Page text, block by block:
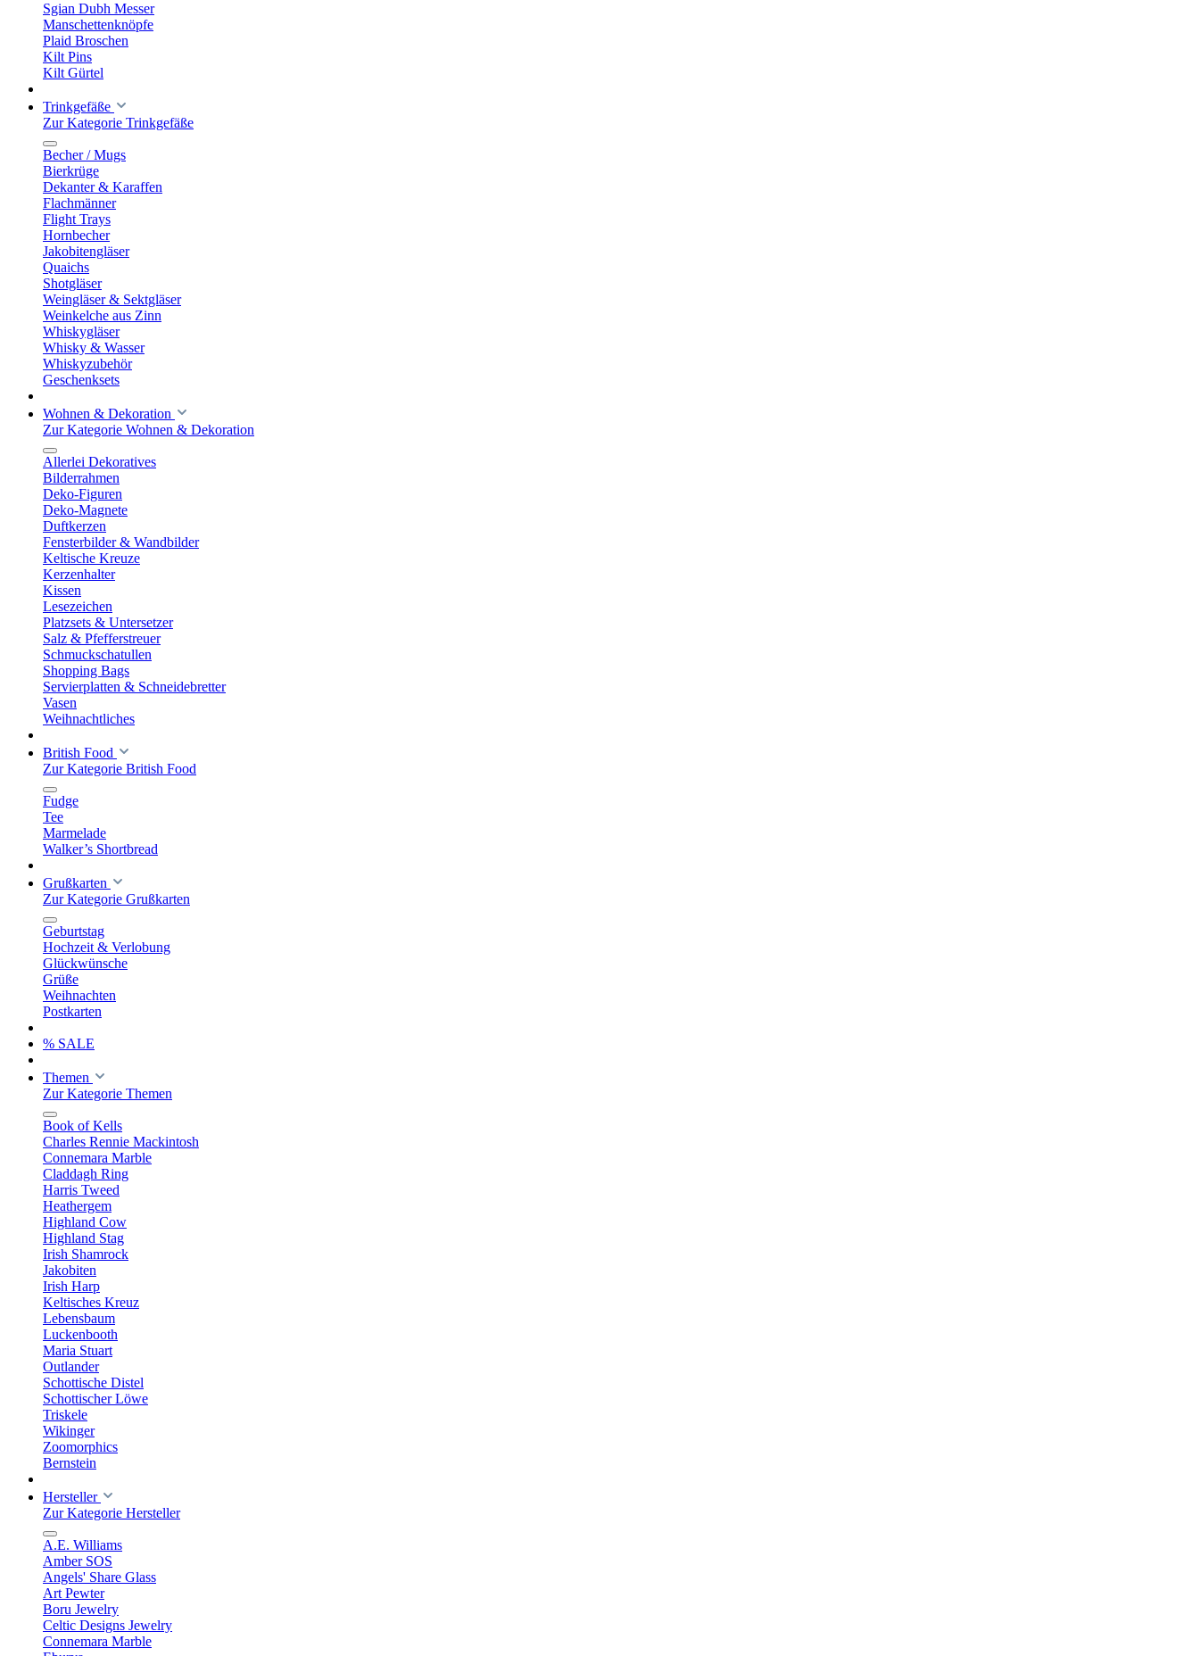
Sgian Dubh Messer
Manschettenknöpfe
Plaid Broschen
Kilt Pins
Kilt Gürtel
Trinkgefäße
Zur Kategorie Trinkgefäße
Becher / Mugs
Bierkrüge
Dekanter & Karaffen
Flachmänner
Flight Trays
Hornbecher
Jakobitengläser
Quaichs
Shotgläser
Weingläser & Sektgläser
Weinkelche aus Zinn
Whiskygläser
Whisky & Wasser
Whiskyzubehör
Geschenksets
Wohnen & Dekoration
Zur Kategorie Wohnen & Dekoration
Allerlei Dekoratives
Bilderrahmen
Deko-Figuren
Deko-Magnete
Duftkerzen
Fensterbilder & Wandbilder
Keltische Kreuze
Kerzenhalter
Kissen
Lesezeichen
Platzsets & Untersetzer
Salz & Pfefferstreuer
Schmuckschatullen
Shopping Bags
Servierplatten & Schneidebretter
Vasen
Weihnachtliches
British Food
Zur Kategorie British Food
Fudge
Tee
Marmelade
Walker’s Shortbread
Grußkarten
Zur Kategorie Grußkarten
Geburtstag
Hochzeit & Verlobung
Glückwünsche
Grüße
Weihnachten
Postkarten
% SALE
Themen
Zur Kategorie Themen
Book of Kells
Charles Rennie Mackintosh
Connemara Marble
Claddagh Ring
Harris Tweed
Heathergem
Highland Cow
Highland Stag
Irish Shamrock
Jakobiten
Irish Harp
Keltisches Kreuz
Lebensbaum
Luckenbooth
Maria Stuart
Outlander
Schottische Distel
Schottischer Löwe
Triskele
Wikinger
Zoomorphics
Bernstein
Hersteller
Zur Kategorie Hersteller
A.E. Williams
Amber SOS
Angels' Share Glass
Art Pewter
Boru Jewelry
Celtic Designs Jewelry
Connemara Marble